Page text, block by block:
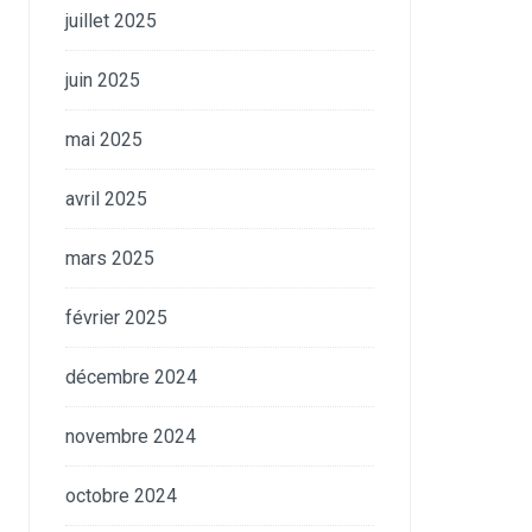
juillet 2025
juin 2025
mai 2025
avril 2025
mars 2025
février 2025
décembre 2024
novembre 2024
octobre 2024